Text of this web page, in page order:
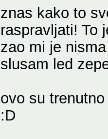
znas kako to
raspravljati! To
zao mi je
slusam led
ovo su
:D